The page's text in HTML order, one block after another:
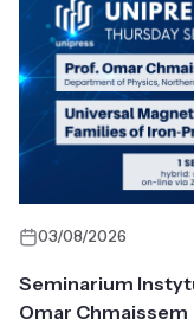
03/08/2026
Seminarium
Omar Chmaissem